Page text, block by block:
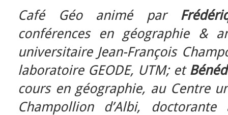
Café Géo animé par
conférences en géographie &
universitaire Jean-François
laboratoire GEODE, UTM; et
cours en géographie, au Centre
Champollion d’Albi, doctorante